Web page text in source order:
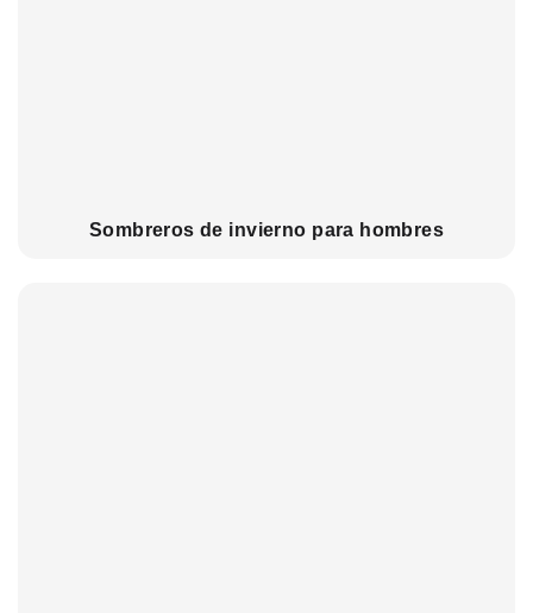
Sombreros de invierno para hombres